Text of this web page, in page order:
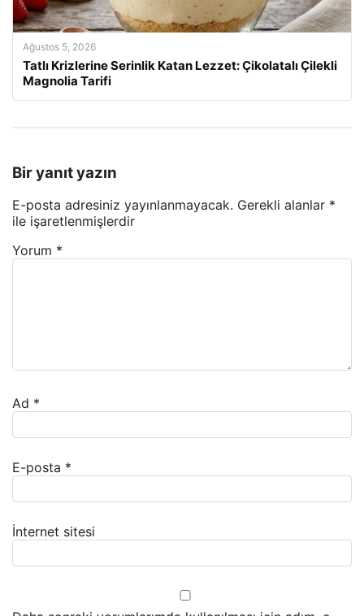
Ağustos 5, 2026
Tatlı Krizlerine Serinlik Katan Lezzet: Çikolatalı Çilekli
Magnolia Tarifi
Bir yanıt yazın
E-posta adresiniz yayınlanmayacak. Gerekli alanlar *
ile işaretlenmişlerdir
Yorum *
Ad *
E-posta *
İnternet sitesi